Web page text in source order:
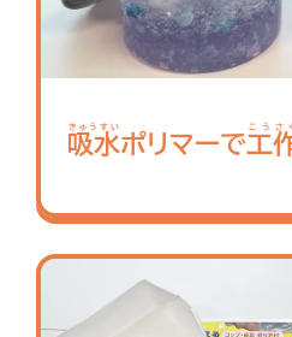
吸水
きゅうすい
ポリマーで工
こうさ